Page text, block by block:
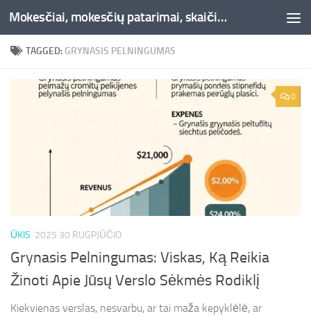
Skip to content Mokesčiai, mokesčių patarimai, skaičiuoklės, straipsniai -Liepaja.lt
TAGGED: GRYNASIS PELNINGUMAS
0
ŪKIS 2025 30 RUGPJŪČIO
Grynasis Pelningumas: Viskas, Ką Reikia
Žinoti Apie Jūsų Verslo Sėkmės Rodiklį
Kiekvienas verslas, nesvarbu, ar tai maža kepyklėlė, ar